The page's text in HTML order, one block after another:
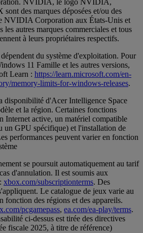
NVIDIA, le logo NVIDIA,
des marques déposées et/ou des
NVIDIA Corporation aux États-Unis et
les autres marques commerciales et tous
à leurs propriétaires respectifs.
du système d'exploitation. Pour
11 Famille et les autres versions,
Learn : https://learn.microsoft.com/en-
memory-limits-for-windows-releases.
disponibilité d'Acer Intelligence Space
et la région. Certaines fonctions
Internet active, un matériel compatible
un GPU spécifique) et l'installation de
performances peuvent varier en fonction
se poursuit automatiquement au tarif
d'annulation. Il est soumis aux
xbox.com/subscriptionterms. Des
Le catalogue de jeux varie au
fonction des régions et des appareils.
pcgamepass, ea.com/ea-play/terms.
ci-dessus est tirée des directives
fiscale 2025, à titre de référence)